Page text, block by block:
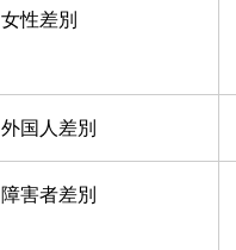
女性差別
外国人差別
障害者差別